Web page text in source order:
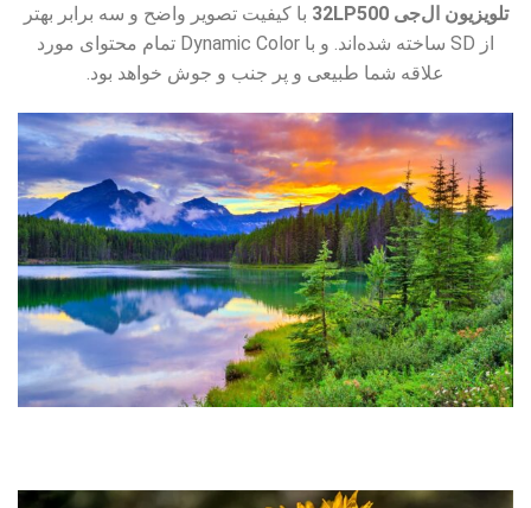
تلویزیون ال‌جی 32LP500
با کیفیت تصویر واضح و سه برابر بهتر
از SD ساخته شده‌اند. و با Dynamic Color تمام محتوای مورد
علاقه شما طبیعی و پر جنب و جوش خواهد بود.